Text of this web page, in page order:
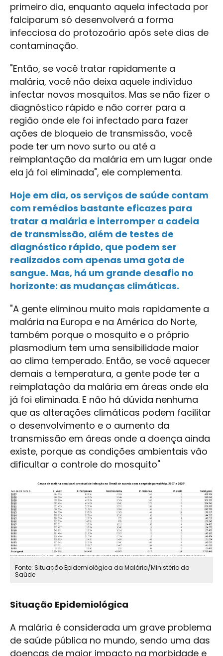
primeiro dia, enquanto aquela infectada por
falciparum só desenvolverá a forma
infecciosa do protozoário após sete dias de
contaminação.
"Então, se você tratar rapidamente a
malária, você não deixa aquele indivíduo
infectar novos mosquitos. Mas se não fizer o
diagnóstico rápido e não correr para a
região onde ele foi infectado para fazer
ações de bloqueio de transmissão, você
pode ter um novo surto ou até a
reimplantação da malária em um lugar onde
ela já foi eliminada", ele complementa.
Hoje em dia, os serviços de saúde contam
com remédios bastante eficazes para
tratar a malária e interromper a cadeia
de transmissão, além de testes de
diagnóstico rápido, que podem ser
realizados com apenas uma gota de
sangue. Mas, há um grande desafio no
horizonte: as mudanças climáticas.
"A gente eliminou muito mais rapidamente a
malária na Europa e na América do Norte,
também porque o mosquito e o próprio
plasmodium tem uma sensibilidade maior
ao clima temperado. Então, se você aquecer
demais a temperatura, a gente pode ter a
reimplatação da malária em áreas onde ela
já foi eliminada. E não há dúvida nenhuma
que as alterações climáticas podem facilitar
o desenvolvimento e o aumento da
transmissão em áreas onde a doença ainda
existe, porque as condições ambientais vão
dificultar o controle do mosquito"
Fonte: Situação Epidemiológica da Malária/Ministério da
Saúde
Situação Epidemiológica
A malária é considerada um grave problema
de saúde pública no mundo, sendo uma das
doenças de maior impacto na morbidade e